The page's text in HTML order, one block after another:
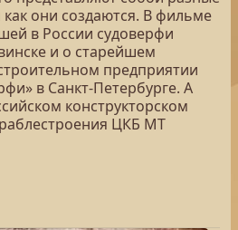
они создаются. В фильме
в России судоверфи
и о старейшем
предприятии
в Санкт-Петербурге. А
конструкторском
ЦКБ МТ